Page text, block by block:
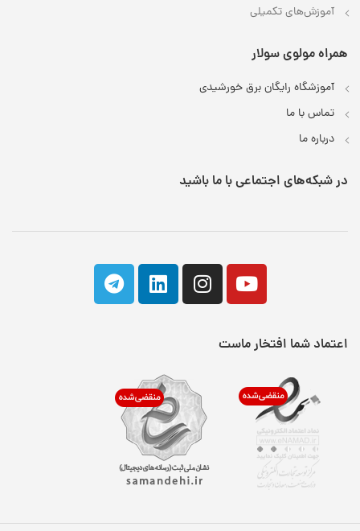
آموزش‌های تکمیلی
همراه مولوی سولار
آموزشگاه رایگان برق خورشیدی
تماس با ما
درباره ما
در شبکه‌های اجتماعی با ما باشید
اعتماد شما افتخار ماست